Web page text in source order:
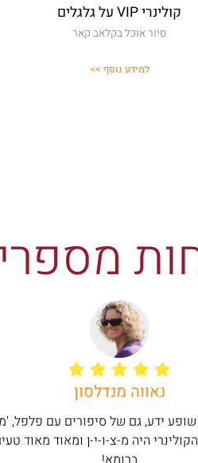
קולינרי VIP על גלגלים
סיור אוכל בקלאב קאר
למידע נוסף >>
ידע, גם של סיפורים עם פלפל,
היה מ-צ-ו-י-ן ומאוד מאוד
נאווה מנדלסון